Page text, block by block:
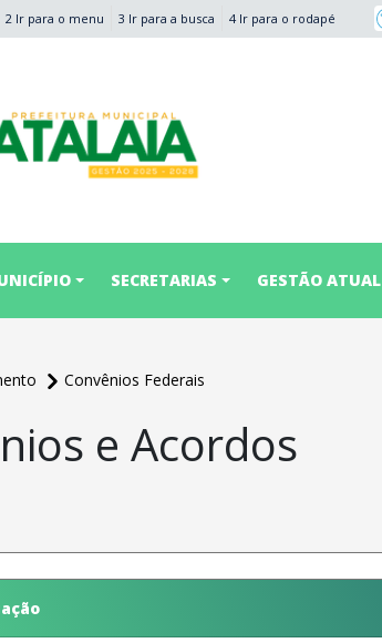
2 Ir para o menu 3 Ir para a busca 4 Ir para o rodapé
SECRETARIAS GESTÃO ATUAL
Convênios Federais
e Acordos